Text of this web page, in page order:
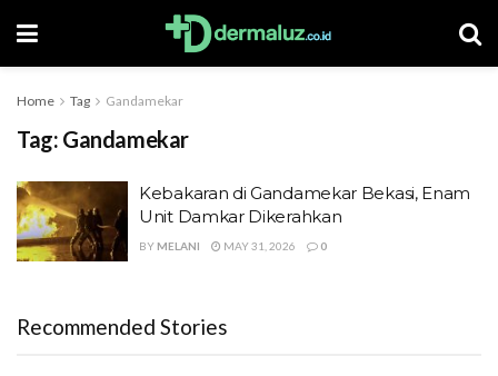
Home Tag Gandamekar
Tag: Gandamekar
Kebakaran di Gandamekar Bekasi, Enam
Unit Damkar Dikerahkan
BY MELANI MAY 31, 2026 0
Recommended Stories